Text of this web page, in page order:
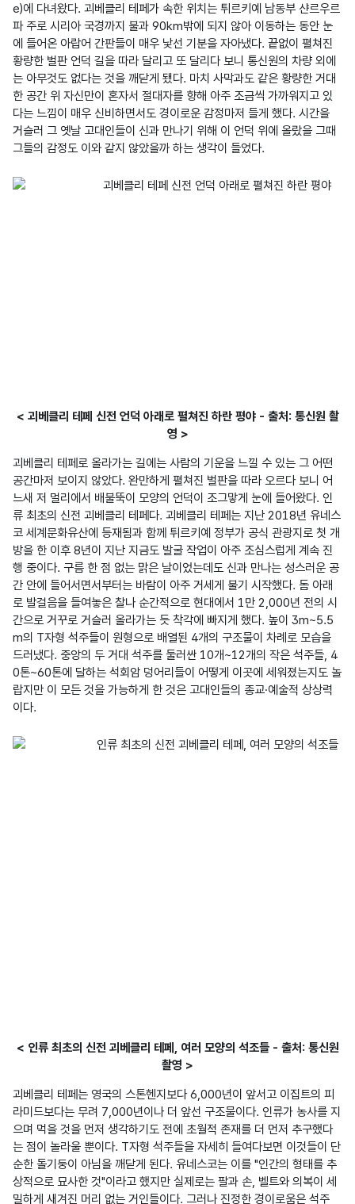
e)에 다녀왔다. 괴베클리 테페가 속한 위치는 튀르키예 남동부 샨르우르
파 주로 시리아 국경까지 불과 90km밖에 되지 않아 이동하는 동안 눈
에 들어온 아랍어 간판들이 매우 낯선 기분을 자아냈다. 끝없이 펼쳐진
황량한 벌판 언덕 길을 따라 달리고 또 달리다 보니 통신원의 차량 외에
는 아무것도 없다는 것을 깨닫게 됐다. 마치 사막과도 같은 황량한 거대
한 공간 위 자신만이 혼자서 절대자를 향해 아주 조금씩 가까워지고 있
다는 느낌이 매우 신비하면서도 경이로운 감정마저 들게 했다. 시간을
거슬러 그 옛날 고대인들이 신과 만나기 위해 이 언덕 위에 올랐을 그때
< 괴베클리 테페 신전 언덕 아래로 펼쳐진 하란 평야 - 출처: 통신원 촬
영 >
괴베클리 테페로 올라가는 길에는 사람의 기운을 느낄 수 있는 그 어떤
공간마저 보이지 않았다. 완만하게 펼쳐진 벌판을 따라 오르다 보니 어
느새 저 멀리에서 배불뚝이 모양의 언덕이 조그맣게 눈에 들어왔다. 인
류 최초의 신전 괴베클리 테페다. 괴베클리 테페는 지난 2018년 유네스
코 세계문화유산에 등재됨과 함께 튀르키예 정부가 공식 관광지로 첫 개
방을 한 이후 8년이 지난 지금도 발굴 작업이 아주 조심스럽게 계속 진
행 중이다. 구름 한 점 없는 맑은 날이었는데도 신과 만나는 성스러운 공
간 안에 들어서면서부터는 바람이 아주 거세게 불기 시작했다. 돔 아래
로 발걸음을 들여놓은 찰나 순간적으로 현대에서 1만 2,000년 전의 시
간으로 거꾸로 거슬러 올라가는 듯 착각에 빠지게 했다. 높이 3m~5.5
m의 T자형 석주들이 원형으로 배열된 4개의 구조물이 차례로 모습을
드러냈다. 중앙의 두 거대 석주를 둘러싼 10개~12개의 작은 석주들, 4
0톤~60톤에 달하는 석회암 덩어리들이 어떻게 이곳에 세워졌는지도 놀
랍지만 이 모든 것을 가능하게 한 것은 고대인들의 종교·예술적 상상력
< 인류 최초의 신전 괴베클리 테페, 여러 모양의 석조들 - 출처: 통신원
촬영 >
괴베클리 테페는 영국의 스톤헨지보다 6,000년이 앞서고 이집트의 피
라미드보다는 무려 7,000년이나 더 앞선 구조물이다. 인류가 농사를 지
으며 먹을 것을 먼저 생각하기도 전에 초월적 존재를 더 먼저 추구했다
는 점이 놀라울 뿐이다. T자형 석주들을 자세히 들여다보면 이것들이 단
순한 돌기둥이 아님을 깨닫게 된다. 유네스코는 이를 "인간의 형태를 추
상적으로 묘사한 것"이라고 했지만 실제로는 팔과 손, 벨트와 의복이 세
밀하게 새겨진 머리 없는 거인들이다. 그러나 진정한 경이로움은 석주